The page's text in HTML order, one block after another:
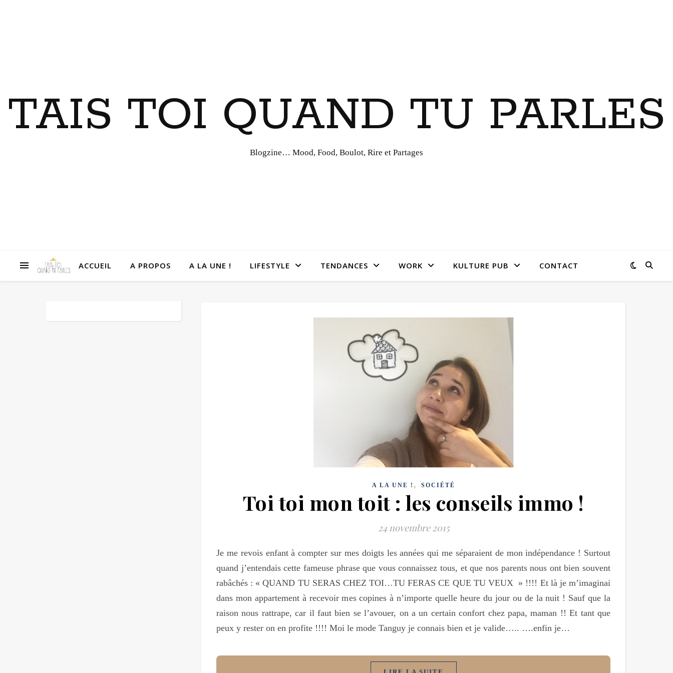
TAIS TOI QUAND TU PARLES
Blogzine… Mood, Food, Boulot, Rire et Partages
ACCUEIL A PROPOS A LA UNE ! LIFESTYLE TENDANCES WORK KULTURE PUB CONTACT
A LA UNE ! , SOCIÉTÉ
Toi toi mon toit : les conseils immo !
24 novembre 2015
Je me revois enfant à compter sur mes doigts les années qui me séparaient de mon indépendance ! Surtout
quand j’entendais cette fameuse phrase que vous connaissez tous, et que nos parents nous ont bien souvent
rabâchés : « QUAND TU SERAS CHEZ TOI…TU FERAS CE QUE TU VEUX » !!!! Et là je m’imaginai
dans mon appartement à recevoir mes copines à n’importe quelle heure du jour ou de la nuit ! Sauf que la
raison nous rattrape, car il faut bien se l’avouer, on a un certain confort chez papa, maman !! Et tant que
peux y rester on en profite !!!! Moi le mode Tanguy je connais bien et je valide….. ….enfin je…